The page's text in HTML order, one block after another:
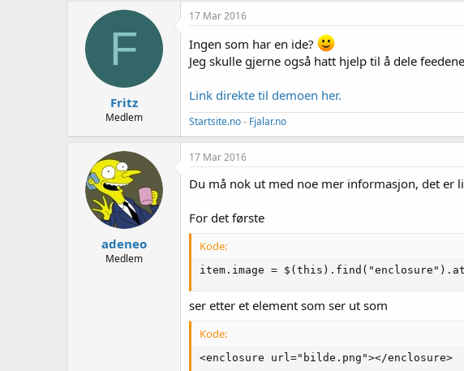
F
Fritz
Medlem
17 Mar 2016
Ingen som har en ide?
Jeg skulle gjerne også hatt hjelp til å dele
Link direkte til demoen her.
Startsite.no- Fjalar.no
adeneo
Medlem
17 Mar 2016
Du må nok ut med noe mer informasjon, det er
For det første
Kode:
item.image =
ser etter et element som ser ut som
Kode:
<enclosure url="bilde.png"></enclosure>